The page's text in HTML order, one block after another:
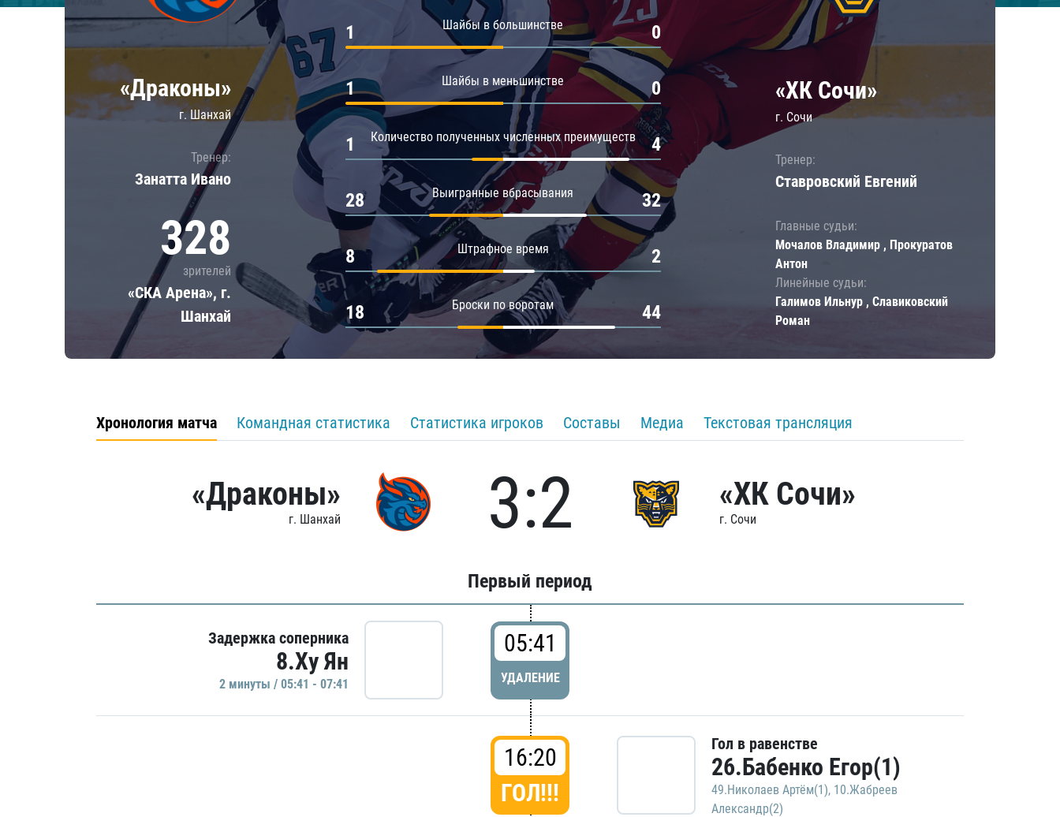
Локомотив
Шанхайские Драконы
Амур
Барыс
Салават Юлаев
«Драконы»
г. Шанхай
Тренер:
Занатта Иванo
328
зрителей
«СКА Арена», г.
Шанхай
Шайбы в большинстве
1 0
Шайбы в меньшинстве
1 0
Количество полученных численных преимуществ
1 4
Выигранные вбрасывания
28 32
Штрафное время
8 2
Броски по воротам
18 44
«ХК Сочи»
г. Сочи
Тренер:
Ставровский Евгений
Главные судьи:
Мочалов Владимир , Прокуратов
Антон
Линейные судьи:
Галимов Ильнур , Славиковский
Роман
Хронология матча Командная статистика Статистика игроков Составы Медиа Текстовая трансляция
«Драконы»
г. Шанхай 3:2 «ХК Сочи»
г. Сочи
Первый период
Задержка соперника
8.Ху Ян
2 минуты / 05:41 - 07:41
05:41
УДАЛЕНИЕ
16:20
ГОЛ!!!
Гол в равенстве
26.Бабенко Егор(1)
49.Николаев Артём(1), 10.Жабреев
Александр(2)